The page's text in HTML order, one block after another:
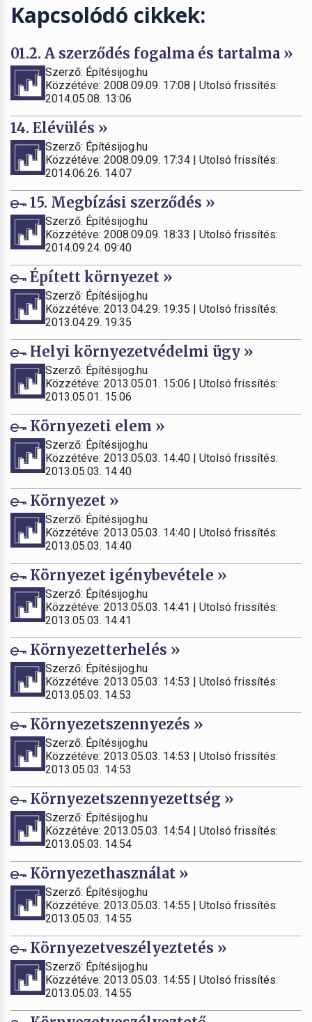
Kapcsolódó cikkek:
01.2. A szerződés fogalma és tartalma »
Szerző: Építésijog.hu
Közzétéve: 2008.09.09. 17:08 | Utolsó frissítés:
2014.05.08. 13:06
14. Elévülés »
Szerző: Építésijog.hu
Közzétéve: 2008.09.09. 17:34 | Utolsó frissítés:
2014.06.26. 14:07
15. Megbízási szerződés »
Szerző: Építésijog.hu
Közzétéve: 2008.09.09. 18:33 | Utolsó frissítés:
2014.09.24. 09:40
Épített környezet »
Szerző: Építésijog.hu
Közzétéve: 2013.04.29. 19:35 | Utolsó frissítés:
2013.04.29. 19:35
Helyi környezetvédelmi ügy »
Szerző: Építésijog.hu
Közzétéve: 2013.05.01. 15:06 | Utolsó frissítés:
2013.05.01. 15:06
Környezeti elem »
Szerző: Építésijog.hu
Közzétéve: 2013.05.03. 14:40 | Utolsó frissítés:
2013.05.03. 14:40
Környezet »
Szerző: Építésijog.hu
Közzétéve: 2013.05.03. 14:40 | Utolsó frissítés:
2013.05.03. 14:40
Környezet igénybevétele »
Szerző: Építésijog.hu
Közzétéve: 2013.05.03. 14:41 | Utolsó frissítés:
2013.05.03. 14:41
Környezetterhelés »
Szerző: Építésijog.hu
Közzétéve: 2013.05.03. 14:53 | Utolsó frissítés:
2013.05.03. 14:53
Környezetszennyezés »
Szerző: Építésijog.hu
Közzétéve: 2013.05.03. 14:53 | Utolsó frissítés:
2013.05.03. 14:53
Környezetszennyezettség »
Szerző: Építésijog.hu
Közzétéve: 2013.05.03. 14:54 | Utolsó frissítés:
2013.05.03. 14:54
Környezethasználat »
Szerző: Építésijog.hu
Közzétéve: 2013.05.03. 14:55 | Utolsó frissítés:
2013.05.03. 14:55
Környezetveszélyeztetés »
Szerző: Építésijog.hu
Közzétéve: 2013.05.03. 14:55 | Utolsó frissítés:
2013.05.03. 14:55